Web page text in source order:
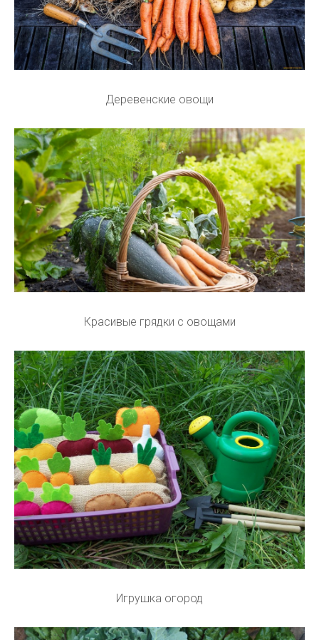
Деревенские овощи
Красивые грядки с овощами
Игрушка огород